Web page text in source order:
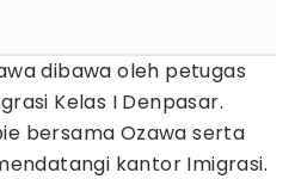
dibawa oleh petugas
Kelas I Denpasar.
bersama Ozawa serta
kantor Imigrasi.